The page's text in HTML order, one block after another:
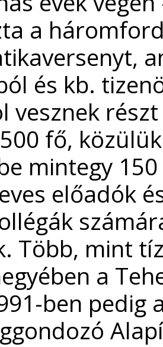
a
és kb.
vesznek
fő,
mintegy
előadók
Több, mint
a
ben pedig